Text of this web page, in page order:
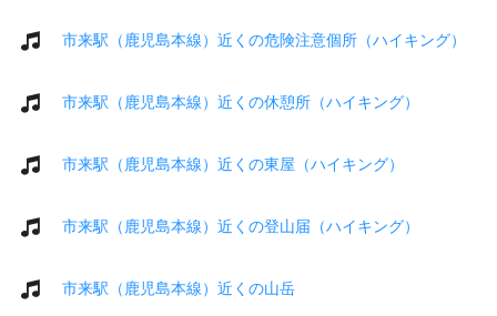
市来駅（鹿児島本線）近くの危険注意個所（ハイキング）
市来駅（鹿児島本線）近くの休憩所（ハイキング）
市来駅（鹿児島本線）近くの東屋（ハイキング）
市来駅（鹿児島本線）近くの登山届（ハイキング）
市来駅（鹿児島本線）近くの山岳